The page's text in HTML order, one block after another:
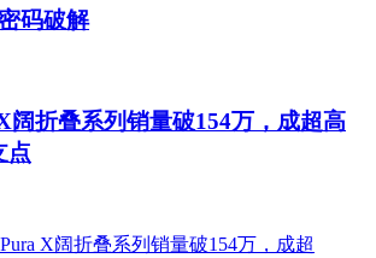
码破解
阔折叠系列销量破154万，成超高
点